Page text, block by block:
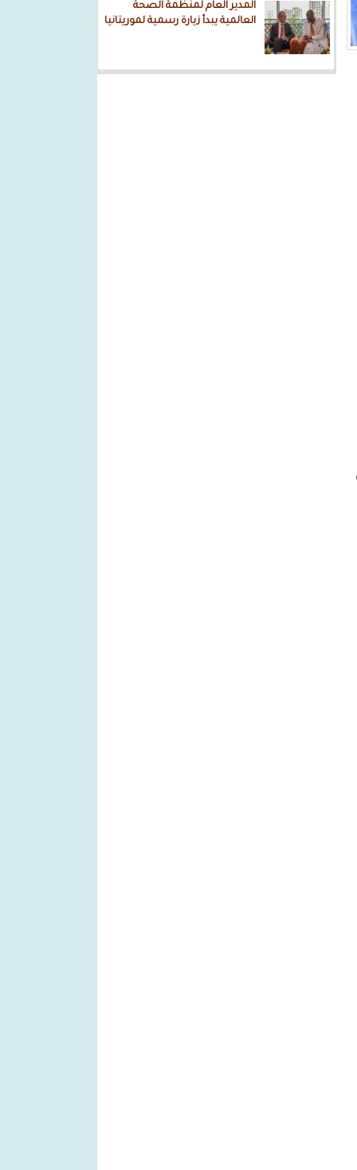
المدير العام لمنظمة الصحة
العالمية يبدأ زيارة رسمية لموريتانيا